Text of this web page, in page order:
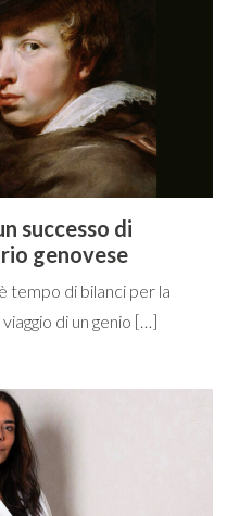
successo di
genovese
tempo di bilanci per la
di un genio […]